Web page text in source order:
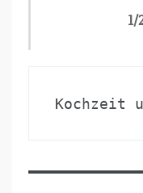
Kochzeit